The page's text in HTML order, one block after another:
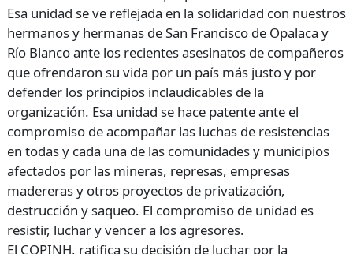
Esa unidad se ve reflejada en la solidaridad con nuestros
hermanos y hermanas de San Francisco de Opalaca y
Río Blanco ante los recientes asesinatos de compañeros
que ofrendaron su vida por un país más justo y por
defender los principios inclaudicables de la
organización. Esa unidad se hace patente ante el
compromiso de acompañar las luchas de resistencias
en todas y cada una de las comunidades y municipios
afectados por las mineras, represas, empresas
madereras y otros proyectos de privatización,
destrucción y saqueo. El compromiso de unidad es
resistir, luchar y vencer a los agresores.
El COPINH, ratifica su decisión de luchar por la